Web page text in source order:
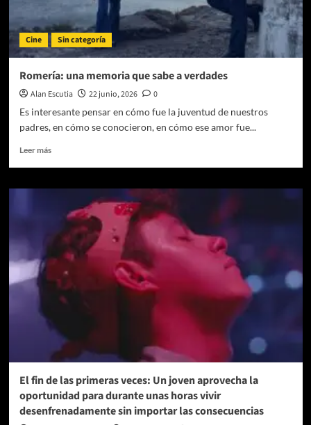
Cine Sin categoría
Romería: una memoria que sabe a verdades
Alan Escutia 22 junio, 2026
0
Es interesante pensar en cómo fue la juventud de nuestros
padres, en cómo se conocieron, en cómo ese amor fue...
Leer másLeer
Romería:
memoria
sabe
El fin de las primeras veces: Un joven aprovecha la
oportunidad para durante unas horas vivir
desenfrenadamente sin importar las consecuencias